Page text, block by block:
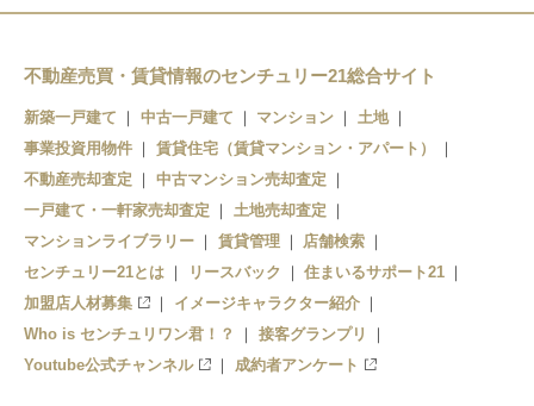
新三郷
不動産売買・賃貸情報のセンチュリー21総合サイト
新築一戸建て 中古一戸建て マンション
土地
事業投資用物件
賃貸住宅（賃貸マンション・アパート）
不動産売却査定
中古マンション売却査定
一戸建て・一軒家売却査定
土地売却査定
マンションライブラリー
賃貸管理
店舗検索
センチュリー21とは
リースバック
住まいるサポート21
加盟店人材募集
イメージキャラクター紹介
Who is センチュリワン君！？
接客グランプリ
Youtube公式チャンネル
成約者アンケート